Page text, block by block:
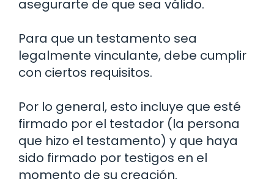
asegurarte de que sea válido.
Para que un testamento sea
legalmente vinculante, debe cumplir
con ciertos requisitos.
Por lo general, esto incluye que esté
firmado por el testador (la persona
que hizo el testamento) y que haya
sido firmado por testigos en el
momento de su creación.